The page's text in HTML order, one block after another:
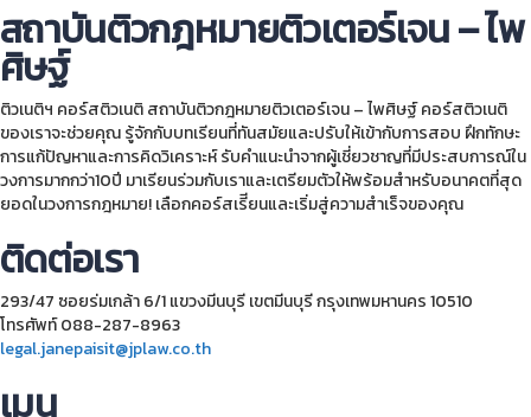
สถาบันติวกฎหมายติวเตอร์เจน – ไพ
ศิษฐ์
ติวเนติฯ คอร์สติวเนติ สถาบันติวกฎหมายติวเตอร์เจน – ไพศิษฐ์ คอร์สติวเนติ
ของเราจะช่วยคุณ รู้จักกับบทเรียนที่ทันสมัยและปรับให้เข้ากับการสอบ ฝึกทักษะ
การแก้ปัญหาและการคิดวิเคราะห์ รับคำแนะนำจากผู้เชี่ยวชาญที่มีประสบการณ์ใน
วงการมากกว่า10ปี มาเรียนร่วมกับเราและเตรียมตัวให้พร้อมสำหรับอนาคตที่สุด
ยอดในวงการกฎหมาย! เลือกคอร์สเรีียนและเริ่มสู่ความสำเร็จของคุณ
ติดต่อเรา
293/47 ซอยร่มเกล้า 6/1 แขวงมีนบุรี เขตมีนบุรี กรุงเทพมหานคร 10510
โทรศัพท์ 088-287-8963
legal.janepaisit@jplaw.co.th
เมนู